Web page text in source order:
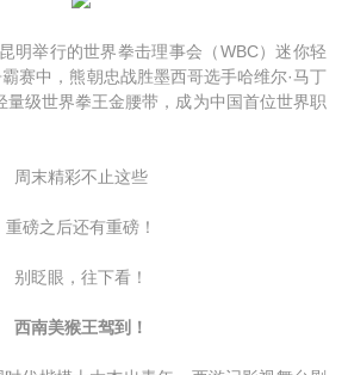
明举行的世界拳击理事会（WBC）迷你轻
赛中，熊朝忠战胜墨西哥选手哈维尔·马丁
量级世界拳王金腰带，成为中国首位世界职
周末精彩不止这些
重磅之后还有重磅！
别眨眼，往下看！
西南美猴王驾到！